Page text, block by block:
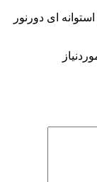
ای دورنور